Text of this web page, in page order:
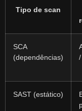
Tipo de scan
SCA
(dependências)
SAST (estático)